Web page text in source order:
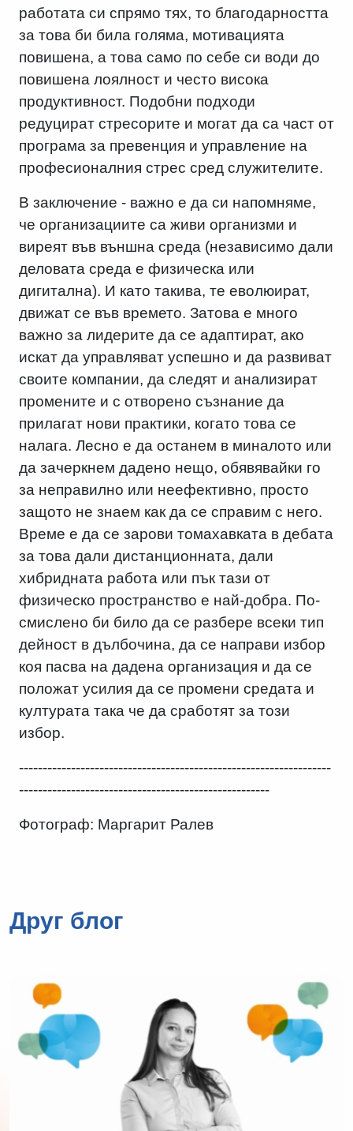
работата си спрямо тях, то благодарността
за това би била голяма, мотивацията
повишена, а това само по себе си води до
повишена лоялност и често висока
продуктивност. Подобни подходи
редуцират стресорите и могат да са част от
програма за превенция и управление на
професионалния стрес сред служителите.
В заключение - важно е да си напомняме,
че организациите са живи организми и
виреят във външна среда (независимо дали
деловата среда е физическа или
дигитална). И като такива, те еволюират,
движат се във времето. Затова е много
важно за лидерите да се адаптират, ако
искат да управляват успешно и да развиват
своите компании, да следят и анализират
промените и с отворено съзнание да
прилагат нови практики, когато това се
налага. Лесно е да останем в миналото или
да зачеркнем дадено нещо, обявявайки го
за неправилно или неефективно, просто
защото не знаем как да се справим с него.
Време е да се зарови томахавката в дебата
за това дали дистанционната, дали
хибридната работа или пък тази от
физическо пространство е най-добра. По-
смислено би било да се разбере всеки тип
дейност в дълбочина, да се направи избор
коя пасва на дадена организация и да се
положат усилия да се промени средата и
културата така че да сработят за този
избор.
------------------------------------------------------------------
-----------------------------------------------------
Фотограф: Маргарит Ралев
Друг блог